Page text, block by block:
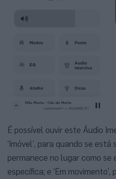
É possível ouvir este Áudio
‘Imóvel’, para quando se
permanece no lugar como se
específica; e ‘Em movimento’,